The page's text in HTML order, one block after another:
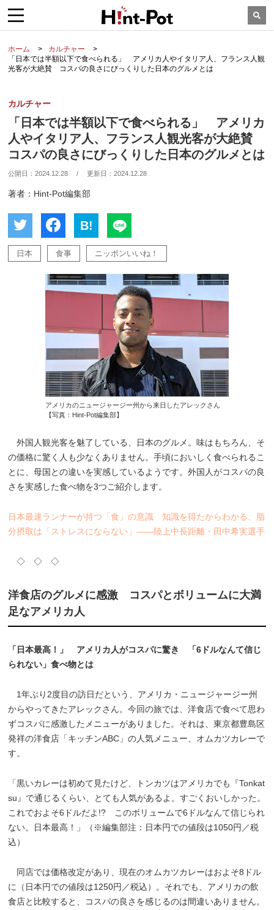
ホーム
カルチャー
「日本では半額以下で食べられる」 アメリカ人やイタリア人、フランス人観
光客が大絶賛 コスパの良さにびっくりした日本のグルメとは
カルチャー
「日本では半額以下で食べられる」 アメリカ
人やイタリア人、フランス人観光客が大絶賛
コスパの良さにびっくりした日本のグルメとは
公開日：2024.12.28 / 更新日：2024.12.28
著者：Hint-Pot編集部
B!
日本 食事 ニッポンいいね！
アメリカのニュージャージー州から来日したアレックさん
【写真：Hint-Pot編集部】
外国人観光客を魅了している、日本のグルメ。味はもちろん、そ
の価格に驚く人も少なくありません。手頃においしく食べられるこ
とに、母国との違いを実感しているようです。外国人がコスパの良
さを実感した食べ物を3つご紹介します。
日本最速ランナーが持つ「食」の意識 知識を得たからわかる、脂
分摂取は「ストレスにならない」――陸上中長距離・田中希実選手
◇ ◇ ◇
洋食店のグルメに感激 コスパとボリュームに大満
足なアメリカ人
「日本最高！」 アメリカ人がコスパに驚き 「6ドルなんて信じ
られない」食べ物とは
1年ぶり2度目の訪日だという、アメリカ・ニュージャージー州
からやってきたアレックさん。今回の旅では、洋食店で食べて思わ
ずコスパに感激したメニューがありました。それは、東京都豊島区
発祥の洋食店「キッチンABC」の人気メニュー、オムカツカレーで
す。
「黒いカレーは初めて見たけど、トンカツはアメリカでも『Tonkat
su』で通じるくらい、とても人気があるよ。すごくおいしかった。
これでおよそ6ドルだよ!? このボリュームで6ドルなんて信じられ
ない。日本最高！」（※編集部注：日本円での値段は1050円／税
込）
同店では価格改定があり、現在のオムカツカレーはおよそ8ドル
に（日本円での値段は1250円／税込）。それでも、アメリカの飲
食店と比較すると、コスパの良さを感じるのは間違いありません。